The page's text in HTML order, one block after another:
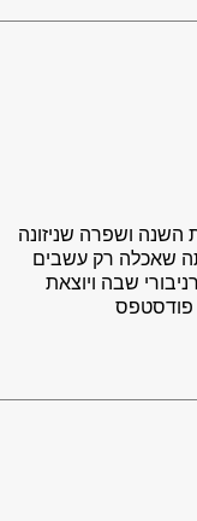
ושפרה שניזונה
שאכלה רק עשבים
שבה ויוצאת
פודסטפס